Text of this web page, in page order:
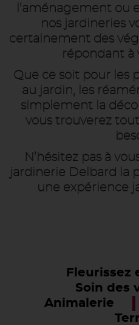
l’aménagement ou
nos jardineries
certainement des
répondant à
Que ce soit pour les
au jardin, les
simplement la
vous trouverez
N’hésitez pas à
jardinerie Delbard la
une expérience
Fleurissez
Soin des
Animalerie